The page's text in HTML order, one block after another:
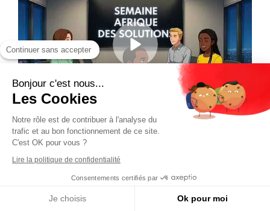
Continuer sans accepter
Bonjour c'est nous...
Les Cookies
Notre rôle est de contribuer à l'analyse du
trafic et au bon fonctionnement de ce site.
C'est OK pour vous ?
Lire la politique de confidentialité
Consentements certifiés par
Je choisis Ok pour moi